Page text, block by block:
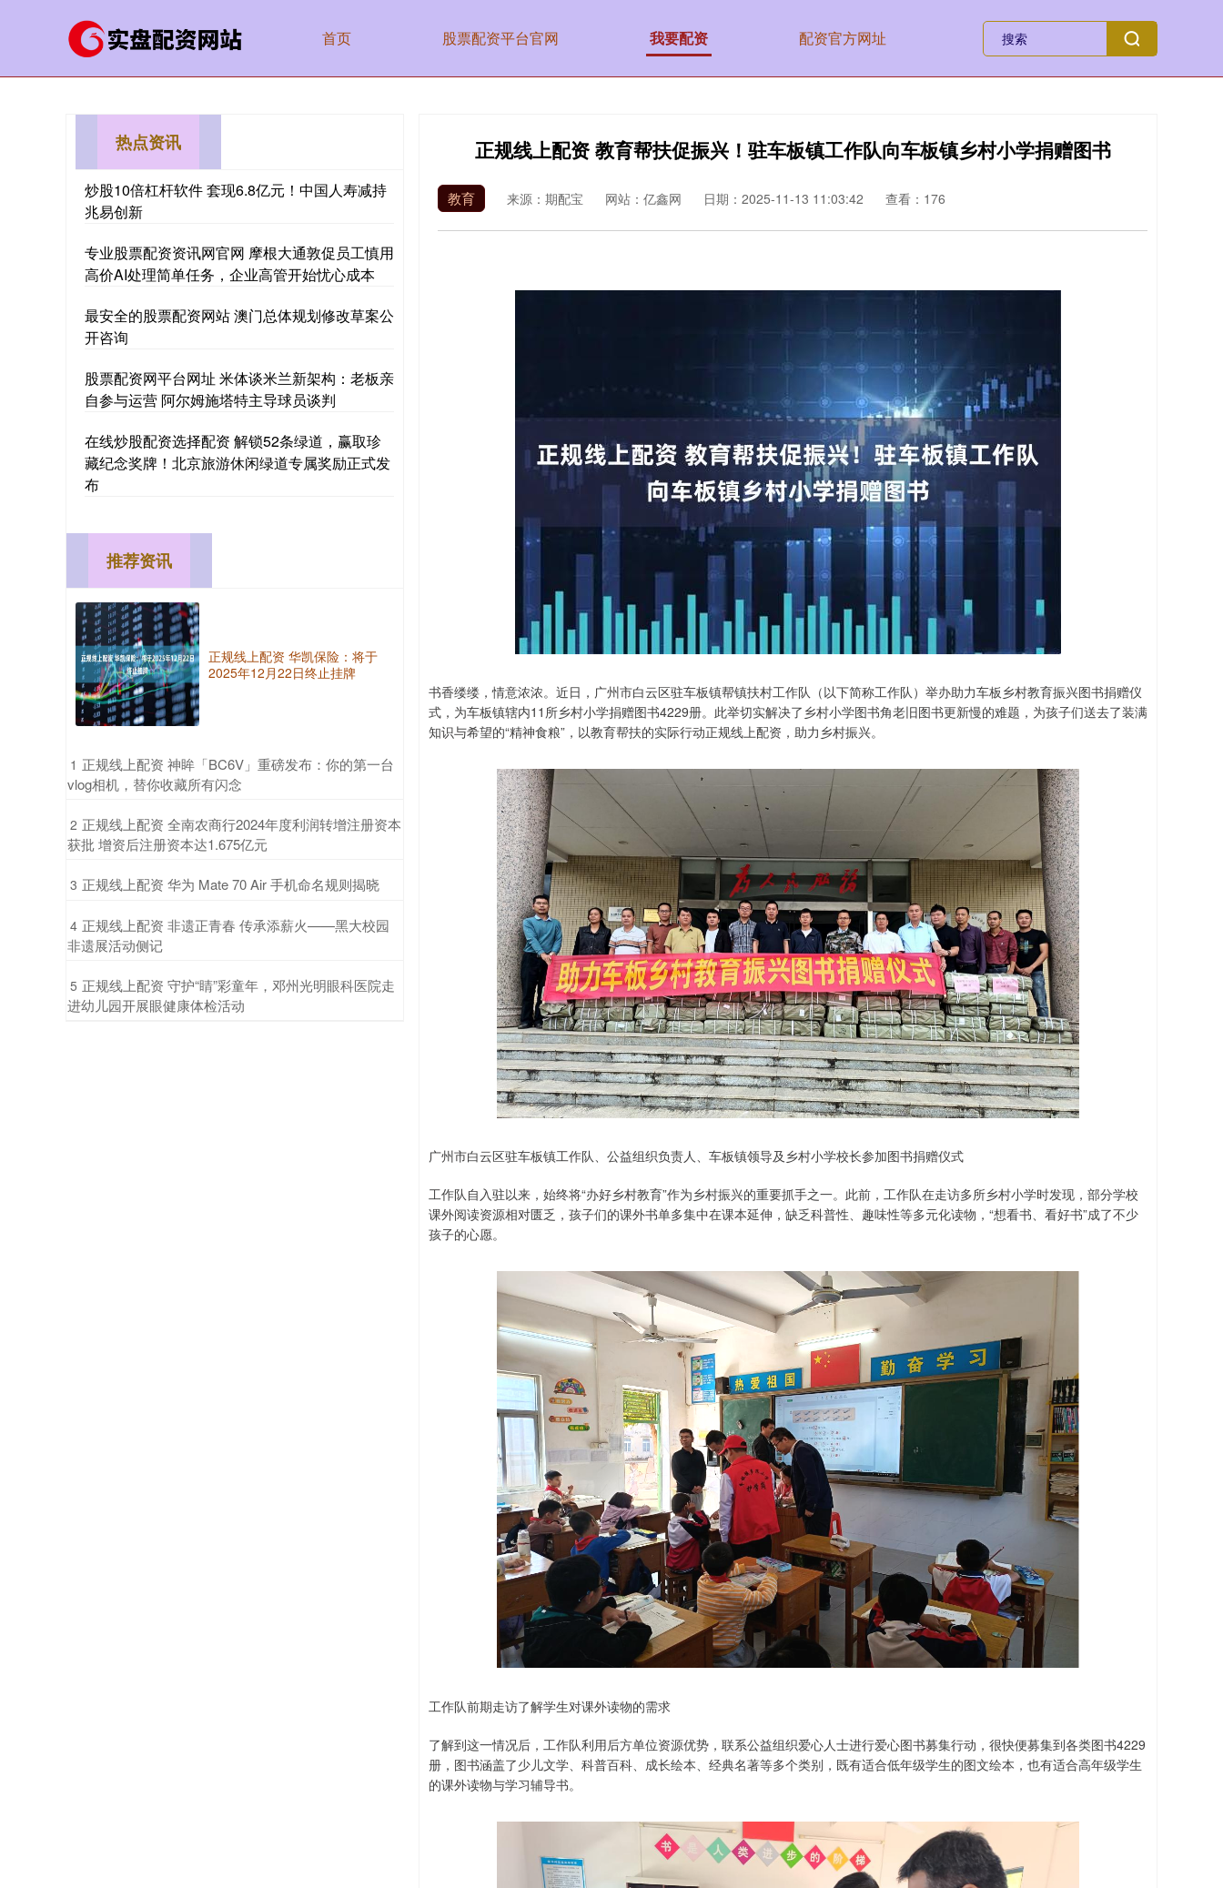
首页 股票配资平台官网 我要配资 配资官方网址
正规线上配资 教育帮扶促振兴！驻车板镇工作队向车板镇乡村小学捐赠图书
教育 来源：期配宝 网站：亿鑫网 日期：2025-11-13 11:03:42 查看：176
书香缕缕，情意浓浓。近日，广州市白云区驻车板镇帮镇扶村工作队（以下简称工作队）举办助力车板乡村教育振兴图书捐赠仪
式，为车板镇辖内11所乡村小学捐赠图书4229册。此举切实解决了乡村小学图书角老旧图书更新慢的难题，为孩子们送去了装满
知识与希望的“精神食粮”，以教育帮扶的实际行动正规线上配资，助力乡村振兴。
广州市白云区驻车板镇工作队、公益组织负责人、车板镇领导及乡村小学校长参加图书捐赠仪式
工作队自入驻以来，始终将“办好乡村教育”作为乡村振兴的重要抓手之一。此前，工作队在走访多所乡村小学时发现，部分学校
课外阅读资源相对匮乏，孩子们的课外书单多集中在课本延伸，缺乏科普性、趣味性等多元化读物，“想看书、看好书”成了不少
孩子的心愿。
工作队前期走访了解学生对课外读物的需求
了解到这一情况后，工作队利用后方单位资源优势，联系公益组织爱心人士进行爱心图书募集行动，很快便募集到各类图书4229
册，图书涵盖了少儿文学、科普百科、成长绘本、经典名著等多个类别，既有适合低年级学生的图文绘本，也有适合高年级学生
的课外读物与学习辅导书。
热点资讯
炒股10倍杠杆软件 套现6.8亿元！中国人寿减持
兆易创新
专业股票配资资讯网官网 摩根大通敦促员工慎用
高价AI处理简单任务，企业高管开始忧心成本
最安全的股票配资网站 澳门总体规划修改草案公
开咨询
股票配资网平台网址 米体谈米兰新架构：老板亲
自参与运营 阿尔姆施塔特主导球员谈判
在线炒股配资选择配资 解锁52条绿道，赢取珍
藏纪念奖牌！北京旅游休闲绿道专属奖励正式发
布
推荐资讯
正规线上配资 华凯保险：将于
2025年12月22日终止挂牌
1 ​正规线上配资 神眸「BC6V」重磅发布：你的第一台
vlog相机，替你收藏所有闪念
2 ​正规线上配资 全南农商行2024年度利润转增注册资本
获批 增资后注册资本达1.675亿元
3 ​正规线上配资 华为 Mate 70 Air 手机命名规则揭晓
4 ​正规线上配资 非遗正青春 传承添薪火——黑大校园
非遗展活动侧记
5 ​正规线上配资 守护“睛”彩童年，邓州光明眼科医院走
进幼儿园开展眼健康体检活动